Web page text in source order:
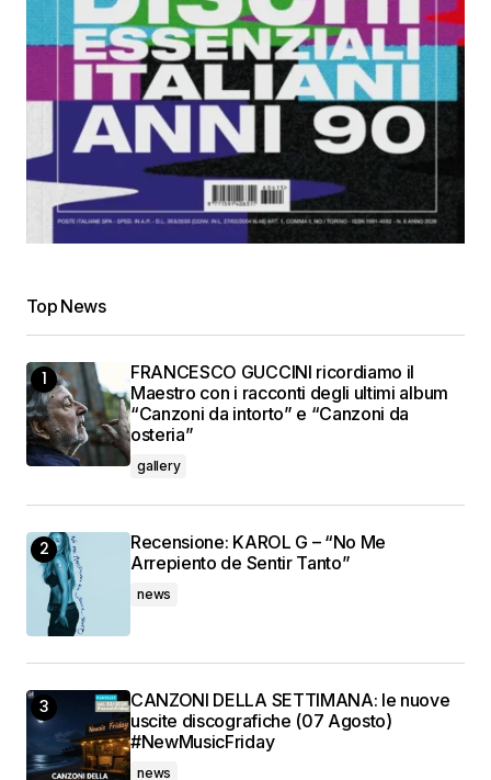
Top News
FRANCESCO GUCCINI ricordiamo il
Maestro con i racconti degli ultimi album
“Canzoni da intorto” e “Canzoni da
osteria”
gallery
Recensione: KAROL G – “No Me
Arrepiento de Sentir Tanto”
news
CANZONI DELLA SETTIMANA: le nuove
uscite discografiche (07 Agosto)
#NewMusicFriday
news